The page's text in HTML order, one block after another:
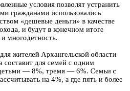
условия позволят устранить
гражданами использовались
«дешевые деньги» в качестве
и будут в конечном итоге
многодетность.
жителей Архангельской области
составит для семей с одним
— 8%, тремя — 6%. Семьи с
на 4%, а где пять и более